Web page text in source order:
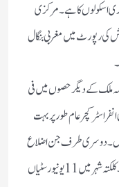
اسکولوں کا ہے۔ مرکزی
کی رپورٹ میں مغربی بنگال
13 کالج ہیں، جبکہ ملک کے دیگر حصوں میں فی
انفراسٹرکچر عام طور پر بہت
ہیں۔ دوسری طرف جن اضلاع
میں مسلم آبادی ہے وہاں تعلیمی ادارے بہت ہی کم ہیں۔ کلکتہ شہر میں 11یونیورسٹیاں